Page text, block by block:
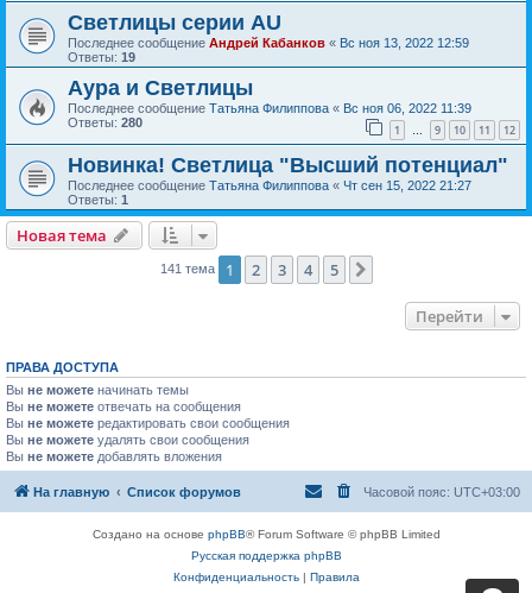
Светлицы серии AU
Последнее сообщение Андрей Кабанков « Вс ноя 13, 2022 12:59
Ответы: 19
Аура и Светлицы
Последнее сообщение Татьяна Филиппова « Вс ноя 06, 2022 11:39
Ответы: 280 1 … 9 10 11 12
Новинка! Светлица "Высший потенциал"
Последнее сообщение Татьяна Филиппова « Чт сен 15, 2022 21:27
Ответы: 1
Новая тема
141 тема 1 2 3 4 5
Перейти
ПРАВА ДОСТУПА
Вы не можете начинать темы
Вы не можете отвечать на сообщения
Вы не можете редактировать свои сообщения
Вы не можете удалять свои сообщения
Вы не можете добавлять вложения
На главную Список форумов Часовой пояс: UTC+03:00
Создано на основе phpBB® Forum Software © phpBB Limited
Русская поддержка phpBB
Конфиденциальность| Правила